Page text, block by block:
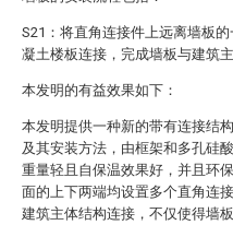
S21：将直角连接件上远离墙板
凝土楼板连接，完成墙板与建筑
本发明的有益效果如下：
本发明提供一种新的带有连接结
及其安装方法，由框架和多孔硅
重量轻且自保温效果好，并且环
面的上下两端均设置多个直角连
建筑主体结构连接，不仅使得墙